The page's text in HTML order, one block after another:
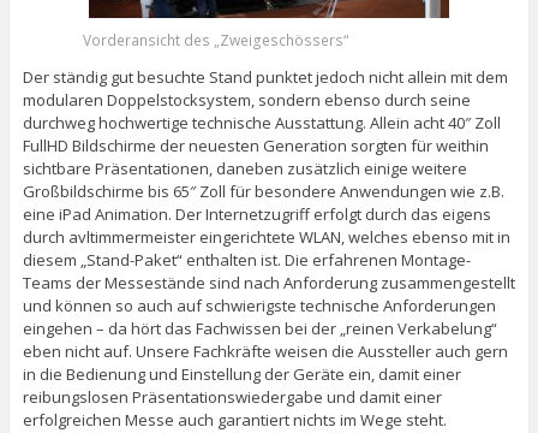
Vorderansicht des „Zweigeschössers“
Der ständig gut besuchte Stand punktet jedoch nicht allein mit dem
modularen Doppelstocksystem, sondern ebenso durch seine
durchweg hochwertige technische Ausstattung. Allein acht 40″ Zoll
FullHD Bildschirme der neuesten Generation sorgten für weithin
sichtbare Präsentationen, daneben zusätzlich einige weitere
Großbildschirme bis 65″ Zoll für besondere Anwendungen wie z.B.
eine iPad Animation. Der Internetzugriff erfolgt durch das eigens
durch avltimmermeister eingerichtete WLAN, welches ebenso mit in
diesem „Stand-Paket“ enthalten ist. Die erfahrenen Montage-
Teams der Messestände sind nach Anforderung zusammengestellt
und können so auch auf schwierigste technische Anforderungen
eingehen – da hört das Fachwissen bei der „reinen Verkabelung“
eben nicht auf. Unsere Fachkräfte weisen die Aussteller auch gern
in die Bedienung und Einstellung der Geräte ein, damit einer
reibungslosen Präsentationswiedergabe und damit einer
erfolgreichen Messe auch garantiert nichts im Wege steht.